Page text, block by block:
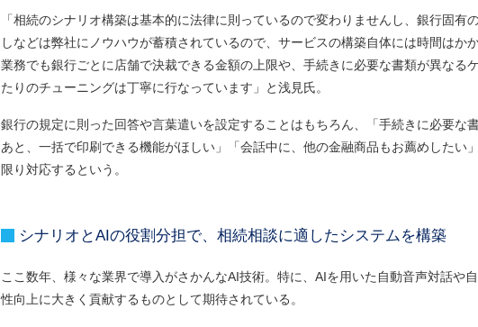
「相続のシナリオ構築は基本的に法律に則っているので変わりませんし、銀行固有
しなどは弊社にノウハウが蓄積されているので、サービスの構築自体には時間はか
業務でも銀行ごとに店舗で決裁できる金額の上限や、手続きに必要な書類が異なる
たりのチューニングは丁寧に行なっています」と浅見氏。
銀行の規定に則った回答や言葉遣いを設定することはもちろん、「手続きに必要な
あと、一括で印刷できる機能がほしい」「会話中に、他の金融商品もお薦めしたい
限り対応するという。
シナリオとAIの役割分担で、相続相談に適したシステムを構築
ここ数年、様々な業界で導入がさかんなAI技術。特に、AIを用いた自動音声対話や
性向上に大きく貢献するものとして期待されている。